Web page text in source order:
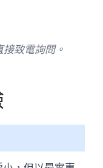
致電詢問。